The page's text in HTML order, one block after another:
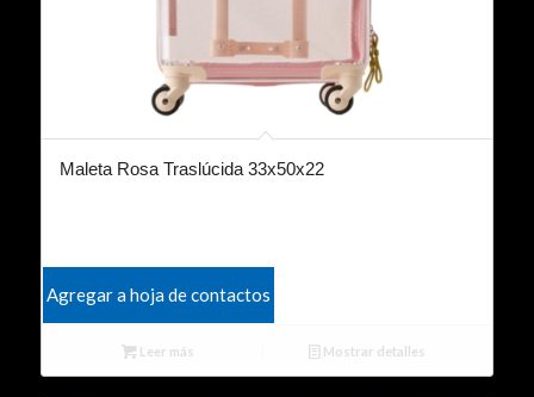
Maleta Rosa Traslúcida 33x50x22
Agregar a hoja de contactos
Leer más Mostrar detalles